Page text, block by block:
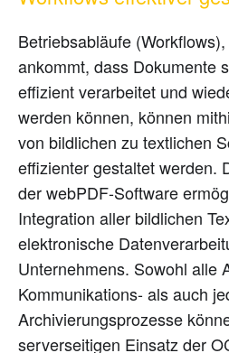
Betriebsabläufe
ankommt, dass Dokumente
effizient verarbeitet und
werden können, können
von bildlichen zu textlichen
effizienter gestaltet werden.
der webPDF-Software
Integration aller bildlichen
elektronische
Unternehmens. Sowohl alle
Kommunikations- als auch
Archivierungsprozesse
serverseitigen Einsatz der